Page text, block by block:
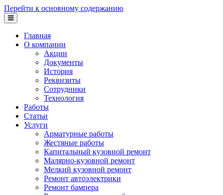
Перейти к основному содержанию
Главная
О компании
Акции
Документы
История
Реквизиты
Сотрудники
Технология
Работы
Статьи
Услуги
Арматурные работы
Жестяные работы
Капитальный кузовной ремонт
Малярно-кузовной ремонт
Мелкий кузовной ремонт
Ремонт автоэлектрики
Ремонт бампера